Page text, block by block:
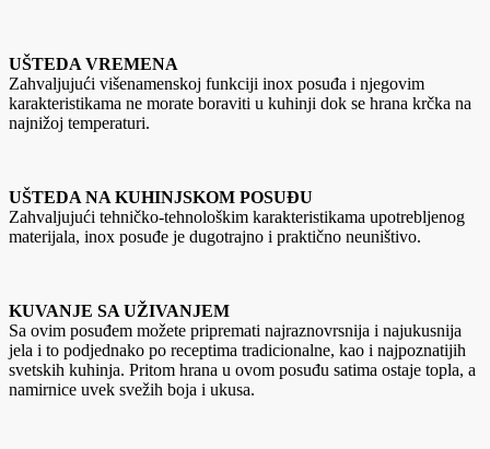
UŠTEDA VREMENA
Zahvaljujući višenamenskoj funkciji inox posuđa i njegovim
karakteristikama ne morate boraviti u kuhinji dok se hrana krčka na
najnižoj temperaturi.
UŠTEDA NA KUHINJSKOM POSUĐU
Zahvaljujući tehničko-tehnološkim karakteristikama upotrebljenog
materijala, inox posuđe je dugotrajno i praktično neuništivo.
KUVANJE SA UŽIVANJEM
Sa ovim posuđem možete pripremati najraznovrsnija i najukusnija
jela i to podjednako po receptima tradicionalne, kao i najpoznatijih
svetskih kuhinja. Pritom hrana u ovom posuđu satima ostaje topla, a
namirnice uvek svežih boja i ukusa.